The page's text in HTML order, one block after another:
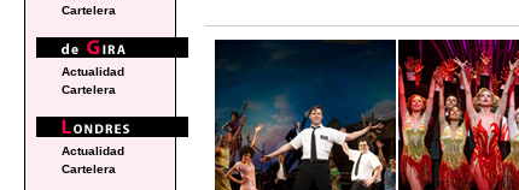
Cartelera
Actualidad
Cartelera
Actualidad
Cartelera